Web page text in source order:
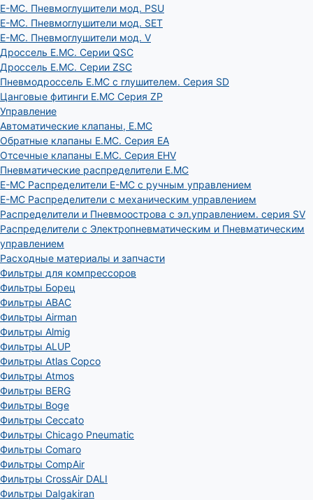
E-MC. Пневмоглушители мод. PSU
E-MC. Пневмоглушители мод. SET
E-MC. Пневмоглушители мод. V
Дроссель E.MC. Серии QSC
Дроссель E.MC. Серии ZSC
Пневмодроссель E.MC с глушителем. Серия SD
Цанговые фитинги E.MC Серия ZP
Управление
Автоматические клапаны, Е.МС
Обратные клапаны E.MC. Серия EA
Отсечные клапаны E.MC. Серия EHV
Пневматические распределители E.MC
E-MC Распределители E-MC с ручным управлением
E-MC Распределители с механическим управлением
Распределители и Пневмоострова с эл.управлением. серия SV
Распределители с Электропневматическим и Пневматическим
управлением
Расходные материалы и запчасти
Фильтры для компрессоров
Фильтры Борец
Фильтры ABAC
Фильтры Airman
Фильтры Almig
Фильтры ALUP
Фильтры Atlas Copco
Фильтры Atmos
Фильтры BERG
Фильтры Boge
Фильтры Ceccato
Фильтры Chicago Pneumatic
Фильтры Comaro
Фильтры CompAir
Фильтры CrossAir DALI
Фильтры Dalgakiran